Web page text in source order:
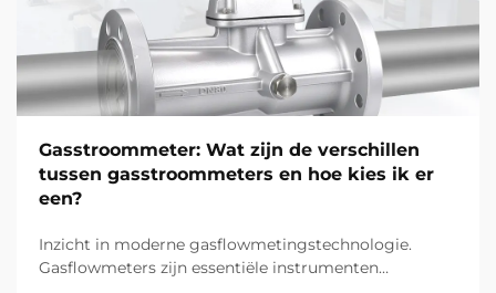
Gasstroommeter: Wat zijn de verschillen
tussen gasstroommeters en hoe kies ik er
een?
Inzicht in moderne gasflowmetingstechnologie.
Gasflowmeters zijn essentiële instrumenten